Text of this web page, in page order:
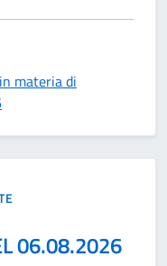
materia di
06.08.2026